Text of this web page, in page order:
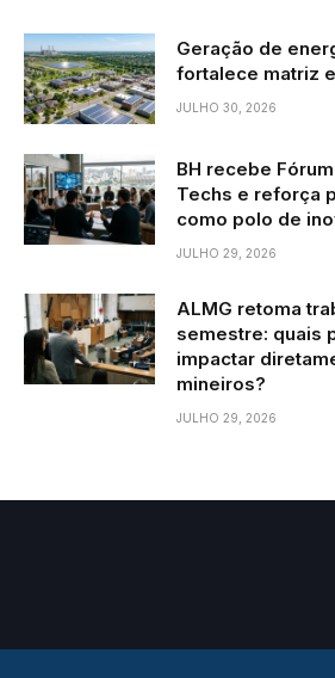
Geração de
fortalece matriz
JULHO 30, 2026
BH recebe
Techs e reforça
como polo de
JULHO 29, 2026
ALMG retoma
semestre: quais
impactar
mineiros?
JULHO 29, 2026